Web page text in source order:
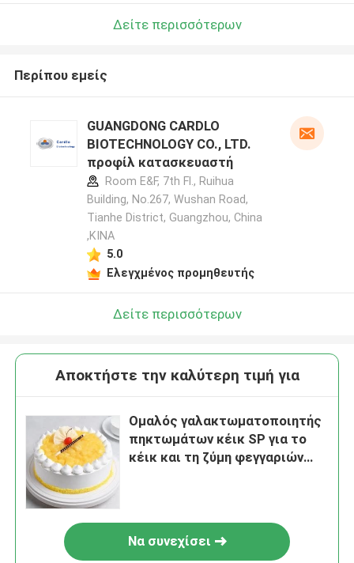
Δείτε περισσότερων
Περίπου εμείς
GUANGDONG CARDLO
BIOTECHNOLOGY CO., LTD.
προφίλ κατασκευαστή
Room E&F, 7th Fl., Ruihua
Building, No.267, Wushan Road,
Tianhe District, Guangzhou, China
,ΚΙΝΑ
5.0
Ελεγχμένος προμηθευτής
Δείτε περισσότερων
Αποκτήστε την καλύτερη τιμή για
Ομαλός γαλακτωματοποιητής
πηκτωμάτων κέικ SP για το
κέικ και τη ζύμη φεγγαριών
Να συνεχίσει